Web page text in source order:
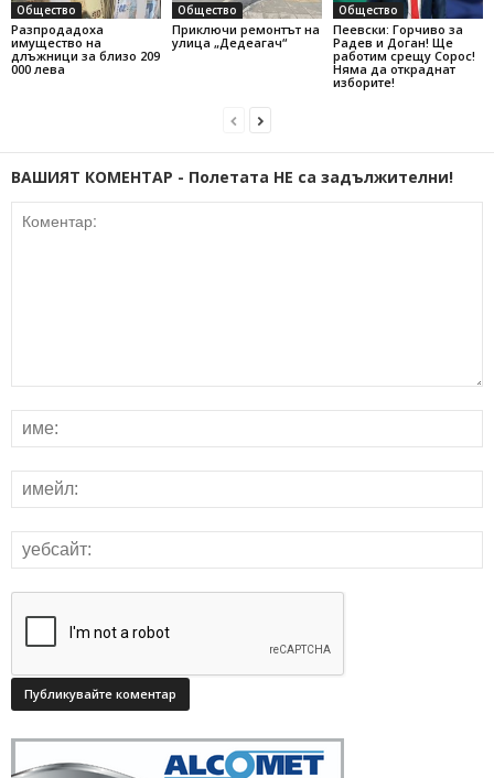
Общество
Разпродадоха
имущество на
длъжници за близо 209
000 лева
Общество
Приключи ремонтът на
улица „Дедеагач“
Общество
Пеевски: Горчиво за
Радев и Доган! Ще
работим срещу Сорос!
Няма да откраднат
изборите!
ВАШИЯТ КОМЕНТАР - Полетата НЕ са задължителни!